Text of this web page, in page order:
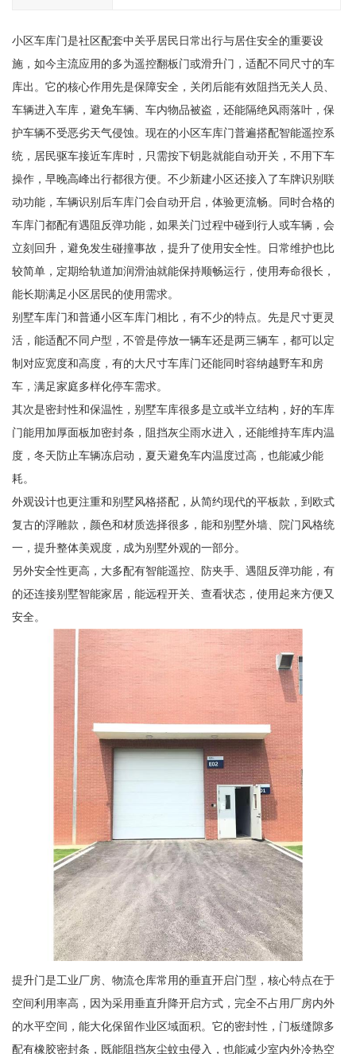
小区车库门是社区配套中关乎居民日常出行与居住安全的重要设
施，如今主流应用的多为遥控翻板门或滑升门，适配不同尺寸的车
库出。它的核心作用先是保障安全，关闭后能有效阻挡无关人员、
车辆进入车库，避免车辆、车内物品被盗，还能隔绝风雨落叶，保
护车辆不受恶劣天气侵蚀。现在的小区车库门普遍搭配智能遥控系
统，居民驱车接近车库时，只需按下钥匙就能自动开关，不用下车
操作，早晚高峰出行都很方便。不少新建小区还接入了车牌识别联
动功能，车辆识别后车库门会自动开启，体验更流畅。同时合格的
车库门都配有遇阻反弹功能，如果关门过程中碰到行人或车辆，会
立刻回升，避免发生碰撞事故，提升了使用安全性。日常维护也比
较简单，定期给轨道加润滑油就能保持顺畅运行，使用寿命很长，
能长期满足小区居民的使用需求。
别墅车库门和普通小区车库门相比，有不少的特点。先是尺寸更灵
活，能适配不同户型，不管是停放一辆车还是两三辆车，都可以定
制对应宽度和高度，有的大尺寸车库门还能同时容纳越野车和房
车，满足家庭多样化停车需求。
其次是密封性和保温性，别墅车库很多是立或半立结构，好的车库
门能用加厚面板加密封条，阻挡灰尘雨水进入，还能维持车库内温
度，冬天防止车辆冻启动，夏天避免车内温度过高，也能减少能
耗。
外观设计也更注重和别墅风格搭配，从简约现代的平板款，到欧式
复古的浮雕款，颜色和材质选择很多，能和别墅外墙、院门风格统
一，提升整体美观度，成为别墅外观的一部分。
另外安全性更高，大多配有智能遥控、防夹手、遇阻反弹功能，有
的还连接别墅智能家居，能远程开关、查看状态，使用起来方便又
安全。
提升门是工业厂房、物流仓库常用的垂直开启门型，核心特点在于
空间利用率高，因为采用垂直升降开启方式，完全不占用厂房内外
的水平空间，能大化保留作业区域面积。它的密封性，门板缝隙多
配有橡胶密封条，既能阻挡灰尘蚊虫侵入，也能减少室内外冷热空